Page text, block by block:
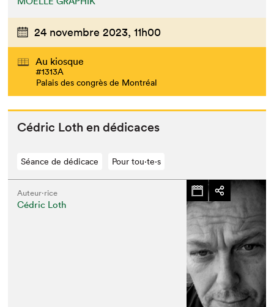
Que cherchez-vous?
24 novembre 2023, 11h00
Au kiosque
#1313A
Palais des congrès de Montréal
Cédric Loth en dédicaces
Séance de dédicace Pour tou⋅te⋅s
Auteur·rice
Cédric Loth